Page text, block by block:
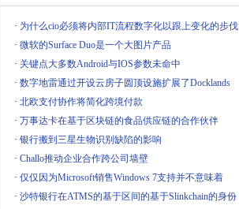
· 为什么cio必须将内部IT流程数字化以跟上变化的步伐
· 微软的Surface Duo是一个大图片产品
· 关键点大多数Android与IOS参数未命中
· 数字地雷通过开设云房子圆顶设施扩展了Docklands
· 北欧支付协作将简化跨境付款
· 万事达卡在基于区块链的食品供应链的合作伙伴
· 银行搬到三星生物识别缺陷的影响
· Challo推动企业合作跨公司墙壁
· 仅仅因为Microsoft销售Windows 7支持并不意味着
· 沙特银行在ATMS的基于区间的基于Slinkchain的身份